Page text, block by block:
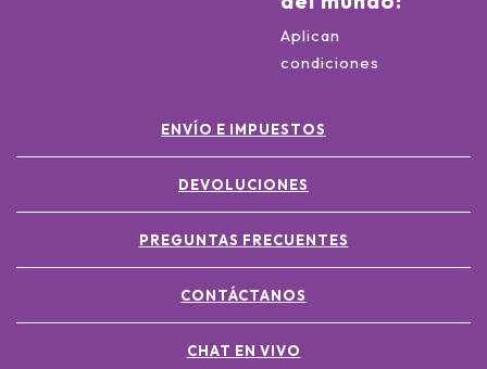
Aplican
condiciones
ENVÍO E IMPUESTOS
DEVOLUCIONES
PREGUNTAS FRECUENTES
CONTÁCTANOS
CHAT EN VIVO